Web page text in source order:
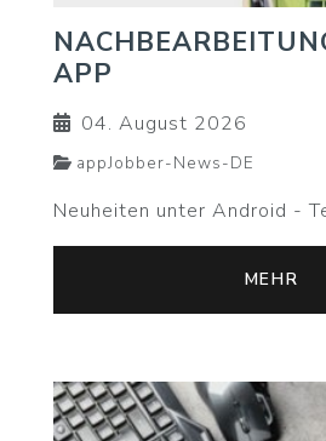
APP
04. August 2026
appJobber-News-DE
Neuheiten unter Android -
MEHR